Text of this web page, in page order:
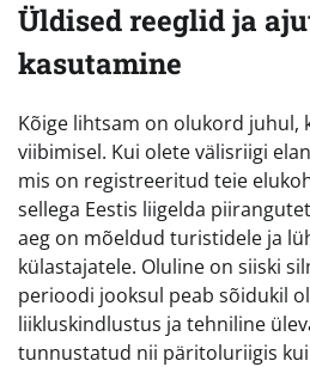
Üldised reeglid ja
kasutamine
Kõige lihtsam on olukord juhul,
viibimisel. Kui olete välisriigi
mis on registreeritud teie
sellega Eestis liigelda
aeg on mõeldud turistidele ja
külastajatele. Oluline on siiski
perioodi jooksul peab sõidukil
liikluskindlustus ja tehniline
tunnustatud nii päritoluriigis